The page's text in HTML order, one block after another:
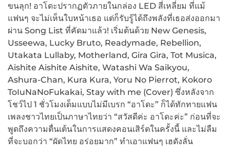
ขนลุก! อาโดะปรากฏตัวภายในกล่อง LED สี่เหลี่ยม ที่แม้
แฟนๆ จะไม่เห็นใบหน้าเธอ แต่ก็รับรู้ได้ถึงพลังที่เธอส่งออกมา
ผ่าน Song List ที่คัดมาแล้ว! เริ่มต้นด้วย New Genesis,
Usseewa, Lucky Bruto, Readymade, Rebellion,
Utakata Lullaby, Motherland, Gira Gira, Tot Musica,
Aishite Aishite Aishite, Watashi Wa Saikyou,
Ashura-Chan, Kura Kura, Yoru No Pierrot, Kokoro
ToIuNaNoFukakai, Stay with me (Cover) ซึ่งหลังจาก
โชว์ไป 1 ชั่วโมงเต็มแบบไม่มีเบรก “อาโดะ” ก็ได้ทักทายแฟน
เพลงชาวไทยเป็นภาษาไทยว่า “สวัสดีค่ะ อาโดะค่ะ” ก่อนที่จะ
พูดถึงความตื่นเต้นในการแสดงคอนเสิร์ตในครั้งนี้ และไม่ลืม
ที่จะบอกว่า “ผัดไทย อร่อยมาก” ทำเอาแฟนๆ เฮดังลั่น